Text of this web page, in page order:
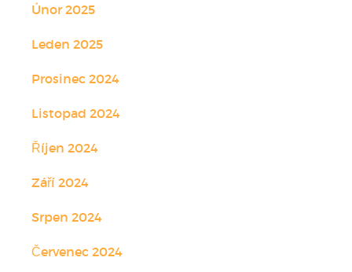
Únor 2025
Leden 2025
Prosinec 2024
Listopad 2024
Říjen 2024
Září 2024
Srpen 2024
Červenec 2024